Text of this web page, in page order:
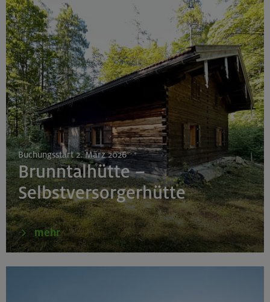
Buchungsstart 2. März 2026
Brunntalhütte –
Selbstversorgerhütte
mehr